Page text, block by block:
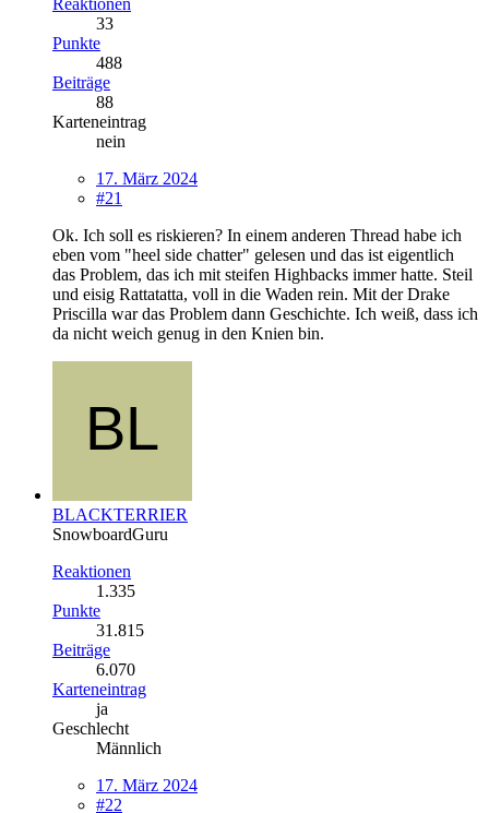
33
Punkte
488
Beiträge
88
Karteneintrag
nein
17. März 2024
#21
Ok. Ich soll es riskieren? In einem anderen Thread habe ich
eben vom "heel side chatter" gelesen und das ist eigentlich
das Problem, das ich mit steifen Highbacks immer hatte. Steil
und eisig Rattatatta, voll in die Waden rein. Mit der Drake
Priscilla war das Problem dann Geschichte. Ich weiß, dass ich
da nicht weich genug in den Knien bin.
BLACKTERRIER
SnowboardGuru
Reaktionen
1.335
Punkte
31.815
Beiträge
6.070
Karteneintrag
ja
Geschlecht
Männlich
17. März 2024
#22